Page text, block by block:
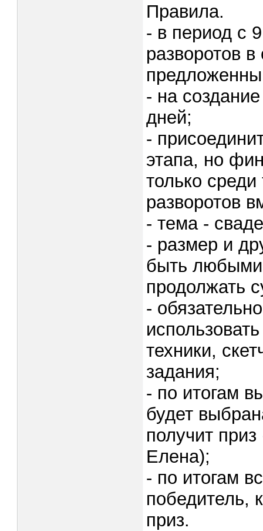
Правила.
- в период с
разворотов
- на
дней;
-
этапа, но
только среди
разворотов
- тема -
- размер и
быть
продолжать
-
техники,
задания;
- по итогам
будет
получит
Елена);
- по итогам
победитель,
приз.